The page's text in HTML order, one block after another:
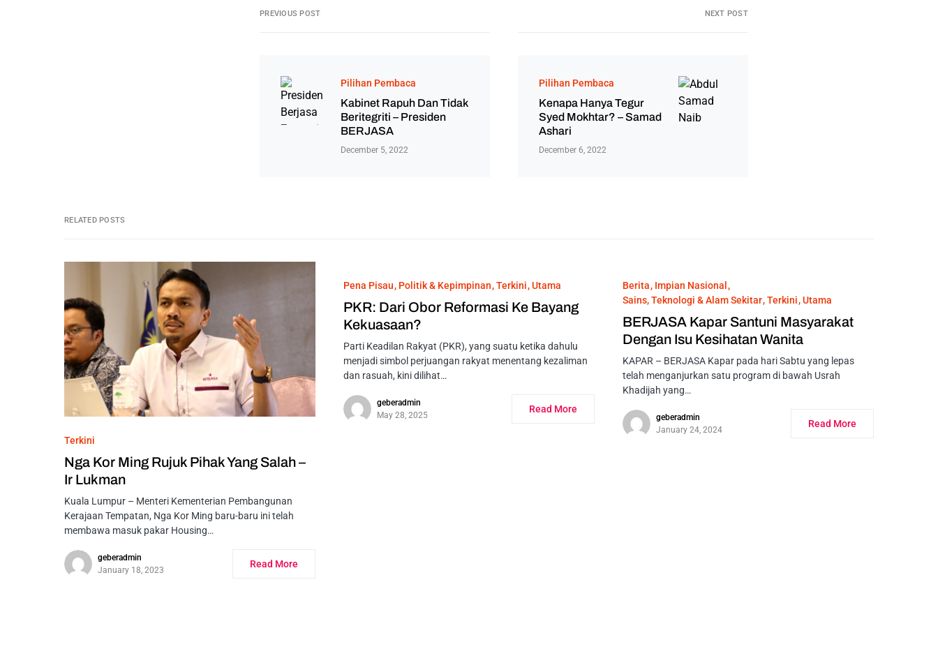
PREVIOUS POST
Pilihan Pembaca
Kabinet Rapuh Dan Tidak
Beritegriti – Presiden
BERJASA
December 5, 2022
NEXT POST
Pilihan Pembaca
Kenapa Hanya Tegur
Syed Mokhtar? – Samad
Ashari
December 6, 2022
RELATED POSTS
Terkini
Nga Kor Ming Rujuk Pihak Yang Salah –
Ir Lukman
Kuala Lumpur – Menteri Kementerian Pembangunan
Kerajaan Tempatan, Nga Kor Ming baru-baru ini telah
membawa masuk pakar Housing…
geberadmin
January 18, 2023
Read More
Pena Pisau Politik & Kepimpinan Terkini Utama
PKR: Dari Obor Reformasi Ke Bayang
Kekuasaan?
Parti Keadilan Rakyat (PKR), yang suatu ketika dahulu
menjadi simbol perjuangan rakyat menentang kezaliman
dan rasuah, kini dilihat…
geberadmin
May 28, 2025
Read More
Berita Impian Nasional
Sains, Teknologi & Alam Sekitar Terkini Utama
BERJASA Kapar Santuni Masyarakat
Dengan Isu Kesihatan Wanita
KAPAR – BERJASA Kapar pada hari Sabtu yang lepas
telah menganjurkan satu program di bawah Usrah
Khadijah yang…
geberadmin
January 24, 2024
Read More